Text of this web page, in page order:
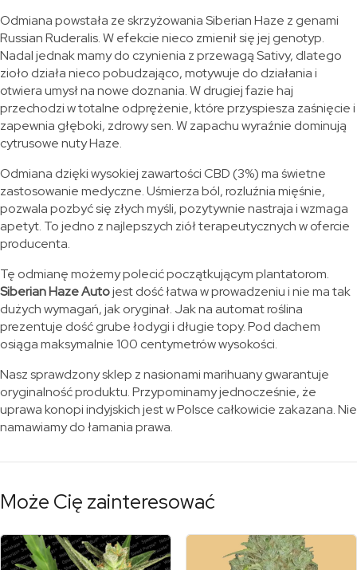
Odmiana powstała ze skrzyżowania Siberian Haze z genami
Russian Ruderalis. W efekcie nieco zmienił się jej genotyp.
Nadal jednak mamy do czynienia z przewagą Sativy, dlatego
zioło działa nieco pobudzająco, motywuje do działania i
otwiera umysł na nowe doznania. W drugiej fazie haj
przechodzi w totalne odprężenie, które przyspiesza zaśnięcie i
zapewnia głęboki, zdrowy sen. W zapachu wyraźnie dominują
cytrusowe nuty Haze.
Odmiana dzięki wysokiej zawartości CBD (3%) ma świetne
zastosowanie medyczne. Uśmierza ból, rozluźnia mięśnie,
pozwala pozbyć się złych myśli, pozytywnie nastraja i wzmaga
apetyt. To jedno z najlepszych ziół terapeutycznych w ofercie
producenta.
Tę odmianę możemy polecić początkującym plantatorom.
Siberian Haze Autojest dość łatwa w prowadzeniu i nie ma tak
dużych wymagań, jak oryginał. Jak na automat roślina
prezentuje dość grube łodygi i długie topy. Pod dachem
osiąga maksymalnie 100 centymetrów wysokości.
Nasz sprawdzony sklep z nasionami marihuany gwarantuje
oryginalność produktu. Przypominamy jednocześnie, że
uprawa konopi indyjskich jest w Polsce całkowicie zakazana. Nie
namawiamy do łamania prawa.
Może Cię zainteresować